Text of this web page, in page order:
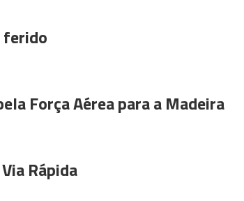
ferido
Força Aérea para a Madeira
Rápida